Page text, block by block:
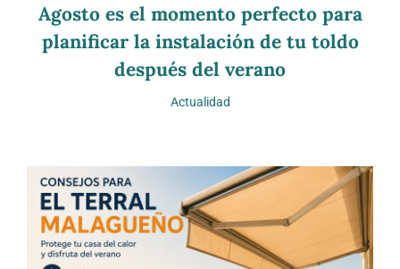
Agosto es el momento perfecto para
planificar la instalación de tu toldo
después del verano
Actualidad